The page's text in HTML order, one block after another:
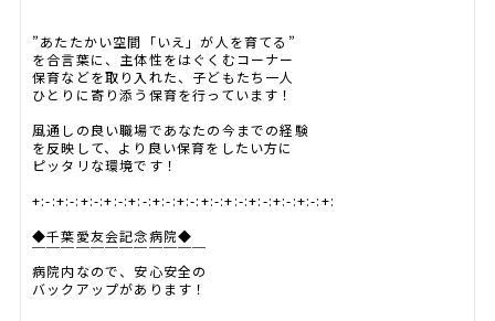
”あたたかい空間「いえ」が人を育てる”
を合言葉に、主体性をはぐくむコーナー
保育などを取り入れた、子どもたち一人
ひとりに寄り添う保育を行っています！
風通しの良い職場であなたの今までの経験
を反映して、より良い保育をしたい方に
ピッタリな環境です！
+:-:+:-:+:-:+:-:+:-:+:-:+:-:+:-:+:-:+:-:+:-:+:-:+:
◆千葉愛友会記念病院◆
￣￣￣￣￣￣￣￣￣￣￣￣
病院内なので、安心安全の
バックアップがあります！